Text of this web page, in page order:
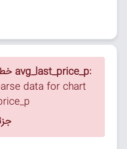
خطا در پردازش داده‌های نمودار avg_last_price_p:
data for chart